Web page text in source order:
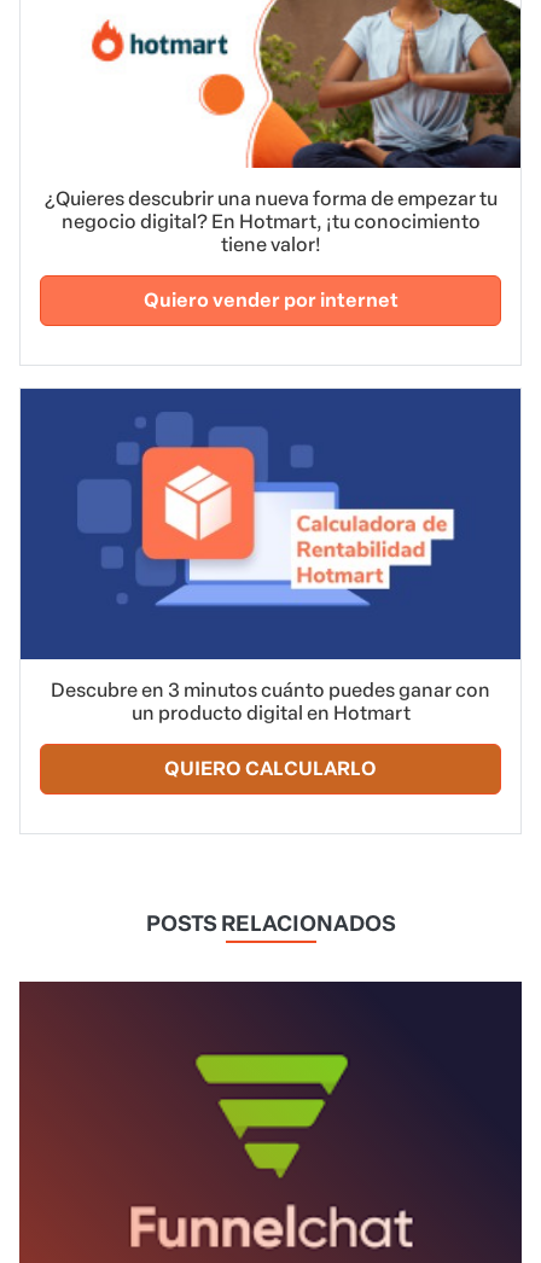
¿Quieres descubrir una nueva forma de empezar tu
negocio digital? En Hotmart, ¡tu conocimiento
tiene valor!
Quiero vender por internet
Descubre en 3 minutos cuánto puedes ganar con
un producto digital en Hotmart
QUIERO CALCULARLO
POSTS RELACIONADOS